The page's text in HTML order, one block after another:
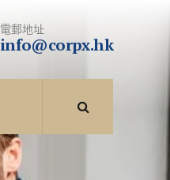
電郵地址
info@corpx.hk